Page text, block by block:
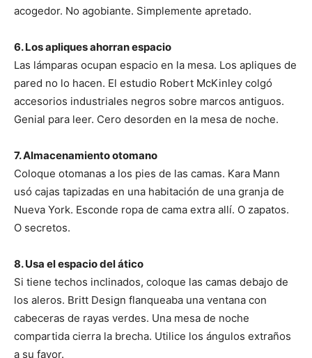
acogedor. No agobiante. Simplemente apretado.
6. Los apliques ahorran espacio
Las lámparas ocupan espacio en la mesa. Los apliques de
pared no lo hacen. El estudio Robert McKinley colgó
accesorios industriales negros sobre marcos antiguos.
Genial para leer. Cero desorden en la mesa de noche.
7. Almacenamiento otomano
Coloque otomanas a los pies de las camas. Kara Mann
usó cajas tapizadas en una habitación de una granja de
Nueva York. Esconde ropa de cama extra allí. O zapatos.
O secretos.
8. Usa el espacio del ático
Si tiene techos inclinados, coloque las camas debajo de
los aleros. Britt Design flanqueaba una ventana con
cabeceras de rayas verdes. Una mesa de noche
compartida cierra la brecha. Utilice los ángulos extraños
a su favor.